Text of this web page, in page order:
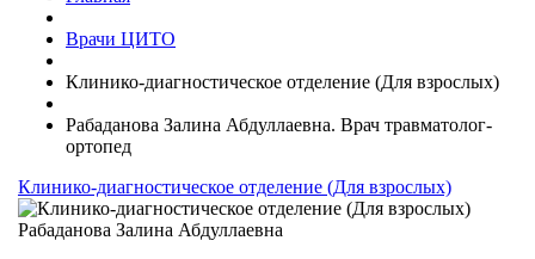
Врачи ЦИТО
Клинико-диагностическое отделение (Для взрослых)
Рабаданова Залина Абдуллаевна. Врач травматолог-
ортопед
Клинико-диагностическое отделение (Для взрослых)
Рабаданова Залина Абдуллаевна